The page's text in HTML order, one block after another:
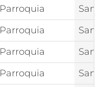
Parroquia
San
Parroquia
San
Parroquia
San
Parroquia
San